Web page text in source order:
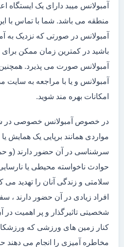
آمبولانس میبد دارای یک ایستگاه
منطقه می باشد. شما با تماس با
آمبولانس در صورتی که نزدیک به
باشید در کمترین زمان ممکن
آمبولانس صورت می پذیرد.
آمبولانس و یا با مراجعه به سایت
امکانات بهره مند شوید.
در خصوص آمبولانس خصوصی در
مواردی همانند برپایی یک همایش
سرشناسی در آن حضور دارند (و
حوادث ناخواسته محیطی یا
سلامتی و زندگی آنان را تهدید می
افراد زیادی در آن حضور دارند ،
شخصیتی تاثیرگذار و پر اهمیت در
کنار زمین های ورزشی که
مخاطره آمیزی را انجام می دهند